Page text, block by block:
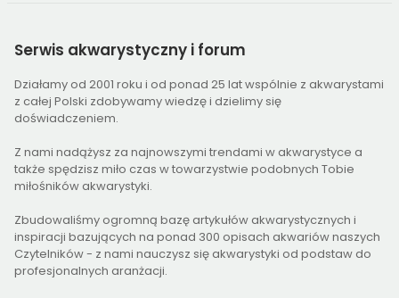
Serwis akwarystyczny i forum
Działamy od 2001 roku i od ponad 25 lat wspólnie z akwarystami
z całej Polski zdobywamy wiedzę i dzielimy się
doświadczeniem.
Z nami nadążysz za najnowszymi trendami w akwarystyce a
także spędzisz miło czas w towarzystwie podobnych Tobie
miłośników akwarystyki.
Zbudowaliśmy ogromną bazę artykułów akwarystycznych i
inspiracji bazujących na ponad 300 opisach akwariów naszych
Czytelników - z nami nauczysz się akwarystyki od podstaw do
profesjonalnych aranżacji.